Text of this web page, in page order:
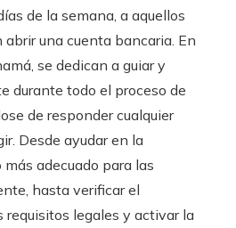
de la semana, a aquellos
una cuenta bancaria. En
se dedican a guiar y
durante todo el proceso de
de responder cualquier
Desde ayudar en la
adecuado para las
hasta verificar el
requisitos legales y activar la